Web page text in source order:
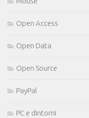
Open Access
Open Data
Open Source
PayPal
PC e dintorni